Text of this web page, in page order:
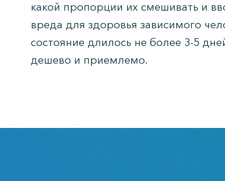
какой пропорции их смешивать и
вреда для здоровья зависимого
состояние длилось не более 3-5
дешево и приемлемо.